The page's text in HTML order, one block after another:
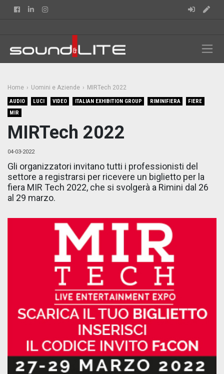
FacebookLinkedin
Home Uomini e Aziende MIRTech 2022
AUDIO LUCI VIDEO ITALIAN EXHIBITION GROUP RIMINIFIERA
FIERE
MIR
MIRTech 2022
04-03-2022
Gli organizzatori invitano tutti i professionisti del
settore a registrarsi per ricevere un biglietto per la
fiera MIR Tech 2022, che si svolgerà a Rimini dal 26
al 29 marzo.